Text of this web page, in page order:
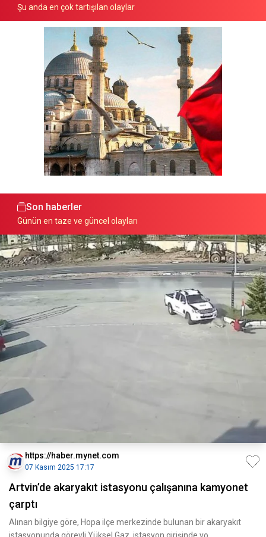
Şu anda en çok tartışılan olaylar
Son haberler
Günün en taze ve güncel olayları
https://haber.mynet.com
07 Kasım 2025 17:17
Artvin’de akaryakıt istasyonu çalışanına kamyonet
çarptı
Alınan bilgiye göre, Hopa ilçe merkezinde bulunan bir akaryakıt